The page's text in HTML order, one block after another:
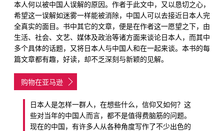
本人何以被中国人误解的原因。作者于此文中，又以恳切之心，
希望这一误解如迷雾一样能被消除，中国人可以去接近日本人完
全真实的面目。书中其它的文章，便是在作者这一愿望之下，由
生活、社会、文艺、媒体及政治等诸方面来谈论日本人，而其中
多个具体的话题，又将日本人与中国人和在一起来谈。本书的每
篇文章都有趣，好读，却不乏深刻与新颖的见解。
购物在亚马逊
日本人是怎样一群人，在想些什么，信仰又如何？这
些对当年的中国人而言，都不是值得费脑筋的问题。
现在的中国，有许多人从各种角度写作了不少出色的